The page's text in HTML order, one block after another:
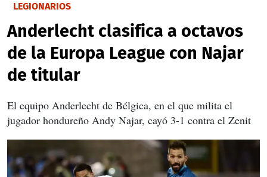
LEGIONARIOS
Anderlecht clasifica a octavos
de la Europa League con Najar
de titular
El equipo Anderlecht de Bélgica, en el que milita el
jugador hondureño Andy Najar, cayó 3-1 contra el Zenit